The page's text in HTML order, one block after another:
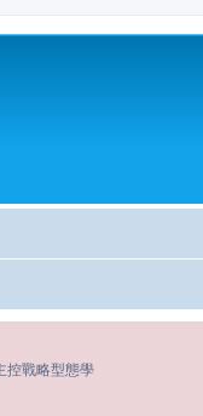
控戰略型態學